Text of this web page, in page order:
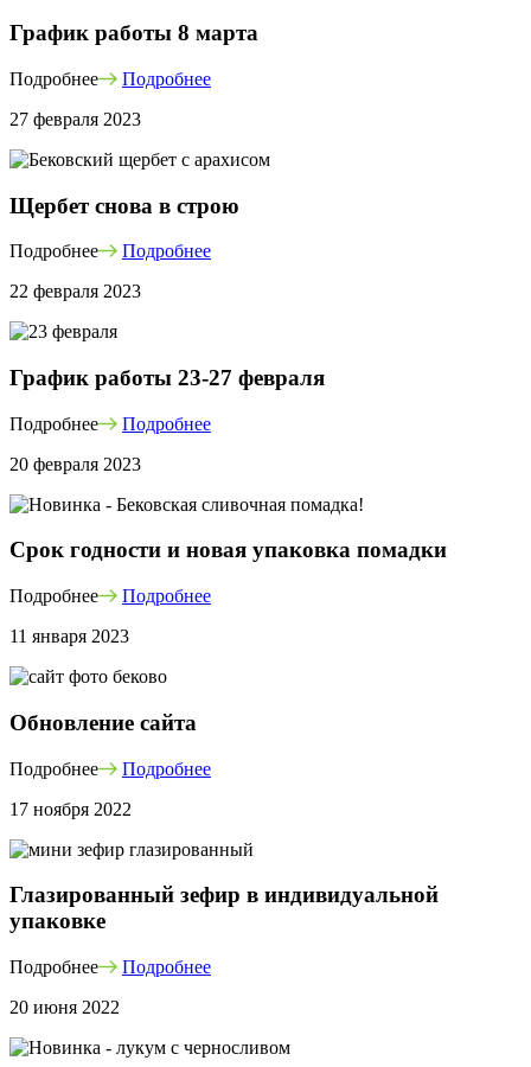
График работы 8 марта
Подробнее
Подробнее
27 февраля 2023
Щербет снова в строю
Подробнее
Подробнее
22 февраля 2023
График работы 23-27 февраля
Подробнее
Подробнее
20 февраля 2023
Срок годности и новая упаковка помадки
Подробнее
Подробнее
11 января 2023
Обновление сайта
Подробнее
Подробнее
17 ноября 2022
Глазированный зефир в индивидуальной
упаковке
Подробнее
Подробнее
20 июня 2022